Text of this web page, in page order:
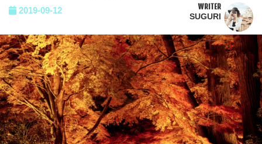
2019-09-12 WRITER
SUGURI